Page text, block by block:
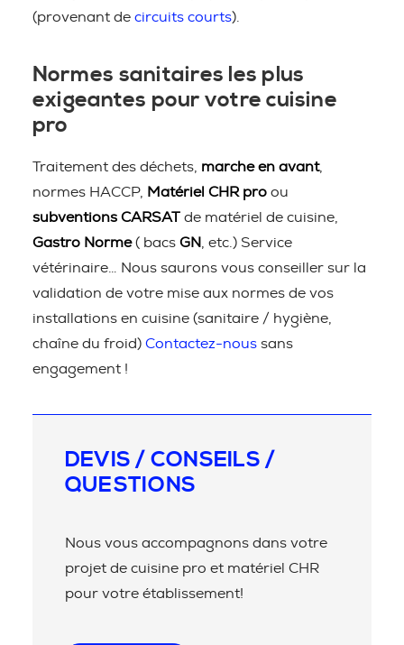
(provenant de circuits courts).
Normes sanitaires les plus
exigeantes pour votre cuisine
pro
Traitement des déchets, marche en avant,
normes HACCP,
Matériel CHR pro ou
subventions CARSAT de matériel de cuisine,
Gastro Norme( bacs GN
, etc.) Service
vétérinaire… Nous saurons vous conseiller sur la
validation de votre mise aux normes de vos
installations en cuisine (sanitaire / hygiène,
chaîne du froid) Contactez-nous sans
engagement !
DEVIS / CONSEILS /
QUESTIONS
Nous vous accompagnons dans votre
projet de cuisine pro et matériel CHR
pour votre établissement!